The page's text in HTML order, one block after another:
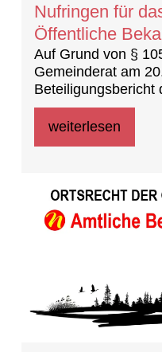
Nufringen für
Öffentliche
Auf Grund von §
Gemeinderat am
Beteiligungsbericht
für das Jahr 2023
weiterlesen